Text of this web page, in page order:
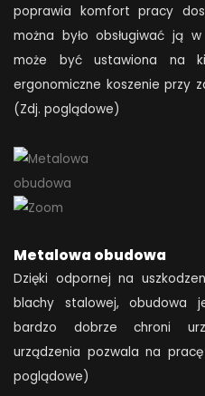
poprawia komfort pracy
można było obsługiwać ją
może być ustawiona na
ergonomiczne koszenie przy
(Zdj. poglądowe)
Metalowa obudowa
Dzięki odpornej na
blachy stalowej, obudowa
bardzo dobrze chroni
urządzenia pozwala na
poglądowe)